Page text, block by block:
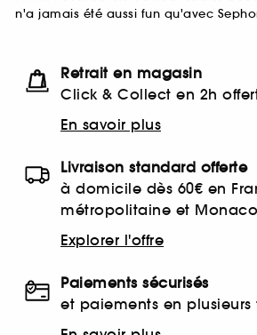
n'a jamais été aussi fun qu'avec
Retrait en magasin
Click & Collect en 2h
En savoir plus
Livraison standard offerte
à domicile dès 60€ en
métropolitaine et Monaco
Explorer l'offre
Paiements sécurisés
et paiements en plusieurs